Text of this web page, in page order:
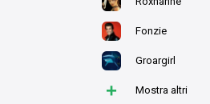
Fonzie
Groargirl
+ Mostra altri